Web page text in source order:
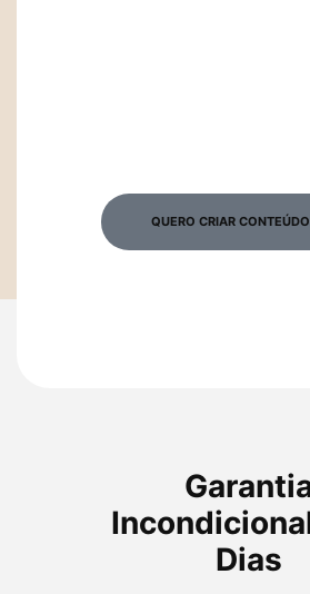
QUERO CRIAR
Dias